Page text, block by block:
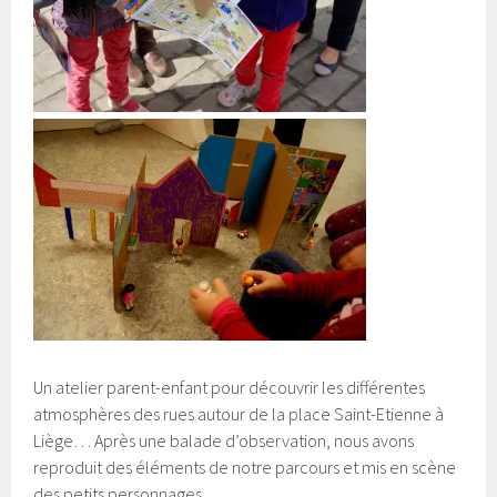
Un atelier parent-enfant pour découvrir les différentes
atmosphères des rues autour de la place Saint-Etienne à
Liège… Après une balade d’observation, nous avons
reproduit des éléments de notre parcours et mis en scène